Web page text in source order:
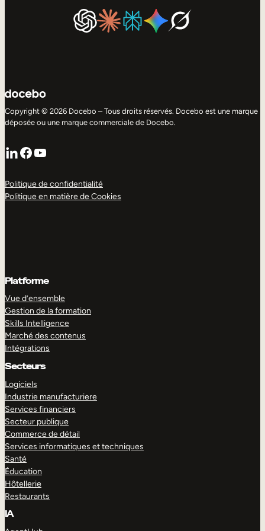
Copyright © 2026 Docebo – Tous droits réservés. Docebo est une marque
déposée ou une marque commerciale de Docebo.
LinkedIn
Facebook
YouTube
Politique de confidentialité
Politique en matière de Cookies
Platforme
Vue d’ensemble
Gestion de la formation
Skills Intelligence
Marché des contenus
Intégrations
Secteurs
Logiciels
Industrie manufacturiere
Services financiers
Secteur publique
Commerce de détail
Services informatiques et techniques
Santé
Éducation
Hôtellerie
Restaurants
IA